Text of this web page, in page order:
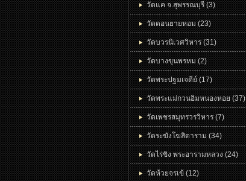
วัดแค จ.สุพรรณบุรี (3)
วัดดอนยายหอม (23)
วัดบวรนิเวศวิหาร (31)
วัดบางขุนพรหม (2)
วัดพระปฐมเจดีย์ (17)
วัดพระแม่กวนอิมหนองหอย (37)
วัดเพชรสมุทรวรวิหาร (7)
วัดระฆังโฆสิตาราม (34)
วัดไร่ขิง พระอารามหลวง (24)
วัดห้วยจรเข้ (12)